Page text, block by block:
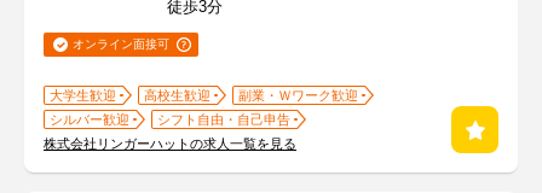
徒歩3分
オンライン面接可
大学生歓迎 高校生歓迎
副業・Ｗワーク歓迎
シルバー歓迎
シフト自由・自己申告
株式会社リンガーハットの求人一覧を見る